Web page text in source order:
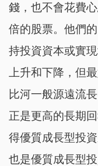
錢，也不會花費
倍的股票。他們
持投資資本或實
上升和下降，但
比河一般源遠流長
正是更高的長期
得優質成長型投
也是優質成長型